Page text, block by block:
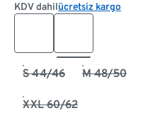
KDV dahilücretsiz kargo
S 44/46 M 48/50
XXL 60/62